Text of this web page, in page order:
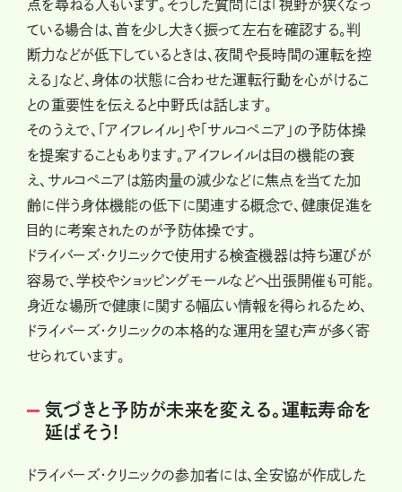
点を尋ねる人もいます。そうした質問には「視野が狭くなっ
ている場合は、首を少し大きく振って左右を確認する。判
断力などが低下しているときは、夜間や長時間の運転を控
える」など、身体の状態に合わせた運転行動を心がけるこ
との重要性を伝えると中野氏は話します。
そのうえで、「アイフレイル」や「サルコペニア」の予防体操
を提案することもあります。アイフレイルは目の機能の衰
え、サルコペニアは筋肉量の減少などに焦点を当てた加
齢に伴う身体機能の低下に関連する概念で、健康促進を
目的に考案されたのが予防体操です。
ドライバーズ・クリニックで使用する検査機器は持ち運びが
容易で、学校やショッピングモールなどへ出張開催も可能。
身近な場所で健康に関する幅広い情報を得られるため、
ドライバーズ・クリニックの本格的な運用を望む声が多く寄
せられています。
気づきと予防が未来を変える。運転寿命を
延ばそう!
ドライバーズ・クリニックの参加者には、全安協が作成した